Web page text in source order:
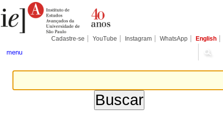
para
conteúdo.
Pessoais
Cadastre-se YouTube Instagram WhatsApp English
menu